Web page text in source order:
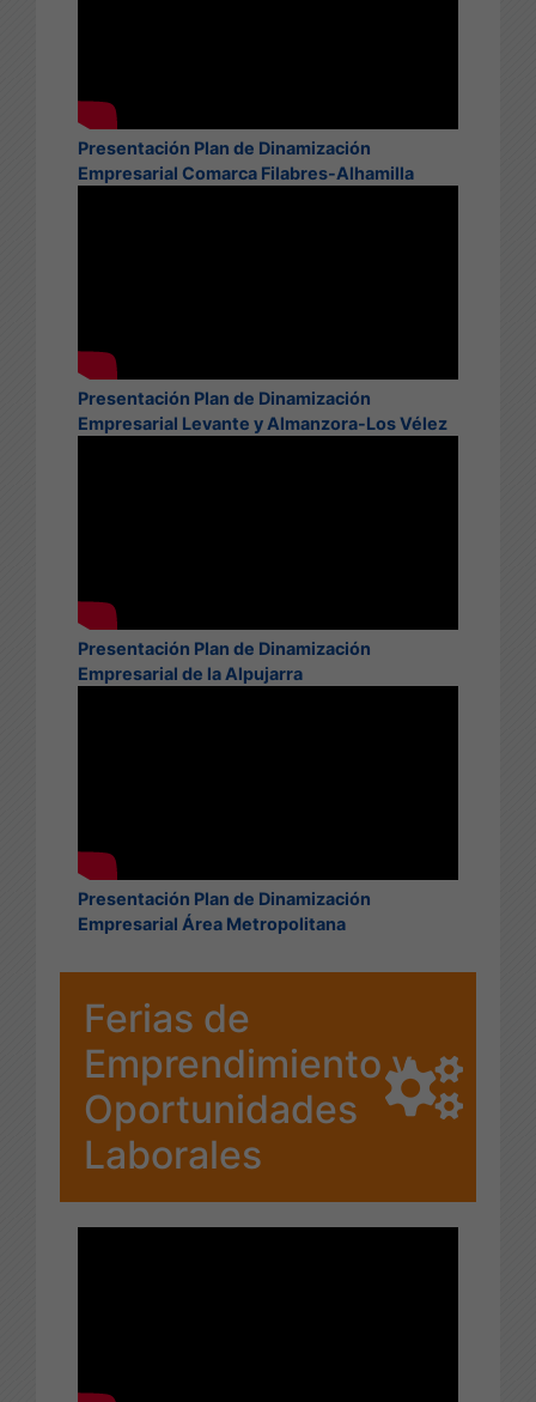
Presentación Plan de Dinamización
Empresarial Comarca Filabres-Alhamilla
Presentación Plan de Dinamización
Empresarial Levante y Almanzora-Los Vélez
Presentación Plan de Dinamización
Empresarial de la Alpujarra
Presentación Plan de Dinamización
Empresarial Área Metropolitana
Ferias de
Emprendimiento y
Oportunidades
Laborales